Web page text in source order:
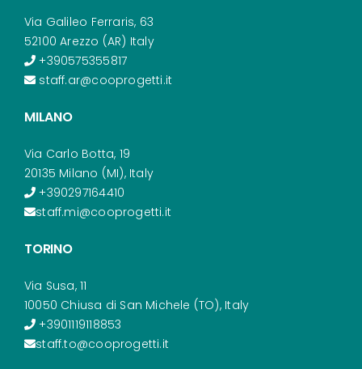
Via Galileo Ferraris, 63
52100 Arezzo (AR) Italy
+390575355817
staff.ar@cooprogetti.it
MILANO
Via Carlo Botta, 19
20135 Milano (MI), Italy
+390297164410
staff.mi@cooprogetti.it
TORINO
Via Susa, 11
10050 Chiusa di San Michele (TO), Italy
+3901119118853
staff.to@cooprogetti.it